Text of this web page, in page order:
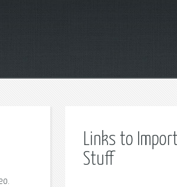
Links to
Stuff